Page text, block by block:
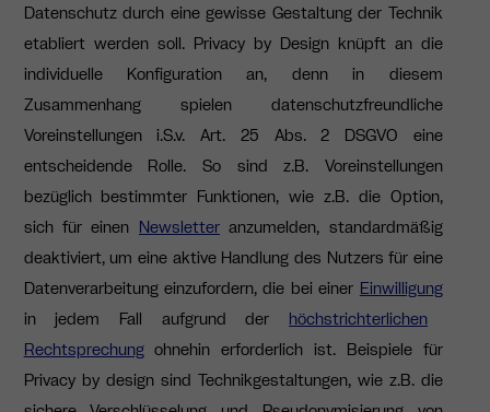
Datenschutz durch eine gewisse Gestaltung der Technik
etabliert werden soll. Privacy by Design knüpft an die
individuelle Konfiguration an, denn in diesem
Zusammenhang spielen datenschutzfreundliche
Voreinstellungen i.S.v. Art. 25 Abs. 2 DSGVO eine
entscheidende Rolle. So sind z.B. Voreinstellungen
bezüglich bestimmter Funktionen, wie z.B. die Option,
sich für einen Newsletteranzumelden, standardmäßig
deaktiviert, um eine aktive Handlung des Nutzers für eine
Datenverarbeitung einzufordern, die bei einer Einwilligung
in jedem Fall aufgrund der höchstrichterlichen
Rechtsprechungohnehin erforderlich ist. Beispiele für
Privacy by design sind Technikgestaltungen, wie z.B. die